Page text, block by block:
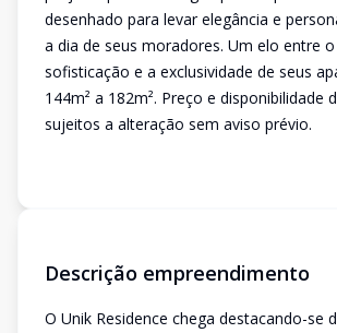
desenhado para levar elegância e
a dia de seus moradores. Um elo entre
sofisticação e a exclusividade de seus
144m² a 182m². Preço e disponibilidade
sujeitos a alteração sem aviso prévio.
Descrição empreendimento
O Unik Residence chega destacando-se